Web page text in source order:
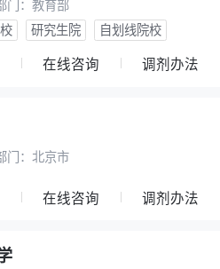
： 教育部
研究生院 自划线院校
在线咨询 调剂办法
： 北京市
在线咨询 调剂办法